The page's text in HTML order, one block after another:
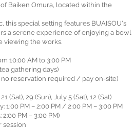
Baiken Omura, located within the
this special setting features BUAISOU's
a serene experience of enjoying a bowl
viewing the works.
10:00 AM to 3:00 PM
gathering days)
reservation required / pay on-site)
(Sat), 29 (Sun), July 5 (Sat), 12 (Sat)
1:00 PM – 2:00 PM / 2:00 PM – 3:00 PM
PM – 3:00 PM)
session